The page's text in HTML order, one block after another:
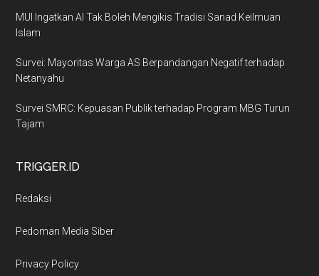
MUI Ingatkan AI Tak Boleh Mengikis Tradisi Sanad Keilmuan
Islam
Survei: Mayoritas Warga AS Berpandangan Negatif terhadap
Netanyahu
Survei SMRC: Kepuasan Publik terhadap Program MBG Turun
Tajam
TRIGGER.ID
Redaksi
Pedoman Media Siber
Privacy Policy